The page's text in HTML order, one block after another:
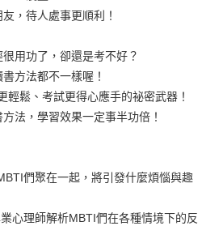
以上)免運費
，待人處事更順利！
用功了，卻還是考不好？
方法都不一樣喔！
輕鬆、考試更得心應手的祕密武器！
法，學習效果一定事半功倍！
們聚在一起，將引發什麼煩惱與趣
心理師解析MBTI們在各種情境下的反